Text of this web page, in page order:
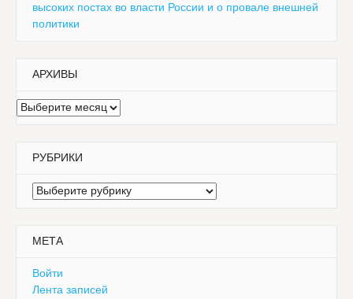
высоких постах во власти России и о провале внешней
политики
АРХИВЫ
Архивы
РУБРИКИ
Рубрики
МЕТА
Войти
Лента записей